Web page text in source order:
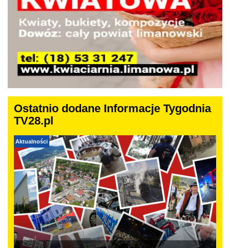
Ostatnio dodane Informacje Tygodnia
TV28.pl
Aktualności